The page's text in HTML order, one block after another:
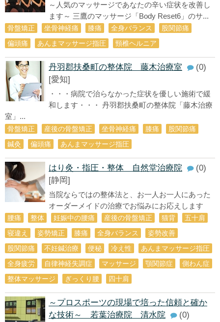
～人気のマッサージであなたの辛い症状を改善し
ます～ 三鷹のマッサージ「Body Reset6」のサ...
骨盤矯正 坐骨神経痛 膝痛 全身バランス
股関節痛
偏頭痛
あんまマッサージ指圧 頸椎ヘルニア
丹羽郡扶桑町の整体院 藤木治療室
(0)
[愛知]
・・・病院で治らなかった症状を優しい施術で緩
和します・・・ 丹羽郡扶桑町の整体院「藤木治療
室」...
骨盤矯正 産後の骨盤矯正 坐骨神経痛 膝痛
股関節痛
鍼灸
偏頭痛 あんまマッサージ指圧
はり灸・指圧・整体 自然堂治療院
(0)
[静岡]
当院ならではの整体法と、お一人お一人にあった
オーダーメイドの治療でお悩みにお応えします
腰痛 整体 妊娠中の腰痛 産後の骨盤矯正 猫背
五十肩
寝違え
姿勢矯正 膝痛 全身バランス
姿勢改善
股関節痛
不妊鍼治療 便秘 冷え性
あんまマッサージ指圧
全身疲労
自律神経失調症 マッサージ 顎関節症
側わん症
整体マッサージ
ぎっくり腰 四十肩
～プロスポーツの現場で培った信頼と確か
な技術～ 若葉治療院 清水院
(0)